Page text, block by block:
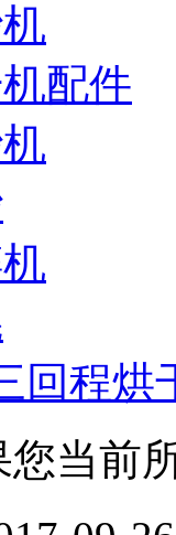
配件
回程烘
您当前